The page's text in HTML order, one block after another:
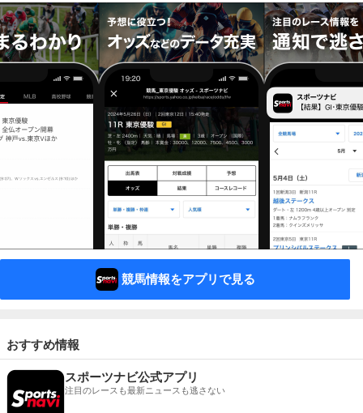
競馬情報をアプリで見る
おすすめ情報
スポーツナビ公式アプリ
注目のレースも最新ニュースも逃さない